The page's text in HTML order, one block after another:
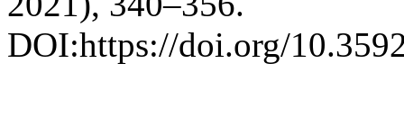
DOI:https://doi.org/